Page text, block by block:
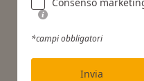
Consenso
*campi obbligatori
Invia